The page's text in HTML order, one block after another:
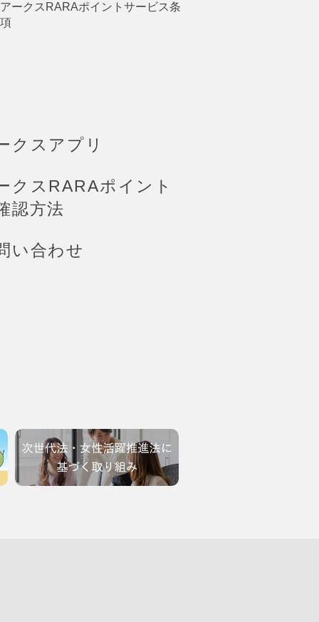
アークスRARAポイントサービス条
項
クスアプリ
クスRARAポイント
認方法
い合わせ